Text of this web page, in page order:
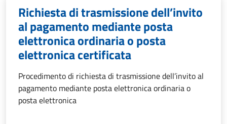
Richiesta di trasmissione dell’invito
al pagamento mediante posta
elettronica ordinaria o posta
elettronica certificata
Procedimento di richiesta di trasmissione dell’invito al
pagamento mediante posta elettronica ordinaria o
posta elettronica